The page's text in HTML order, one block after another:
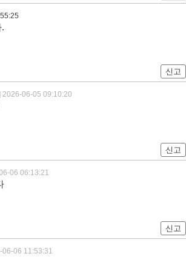
신고
2026-06-05 09:10:20
신고
06 06:13:21
신고
06-06 11:53:31